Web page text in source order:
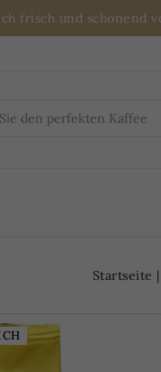
frisch und
Startseite